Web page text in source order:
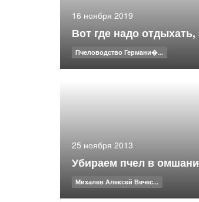
16 ноября 2019
Вот где надо
Пчеловодство Германи�...
25 ноября 2013
Убираем пчел в
Михалев Алексей Вячес...